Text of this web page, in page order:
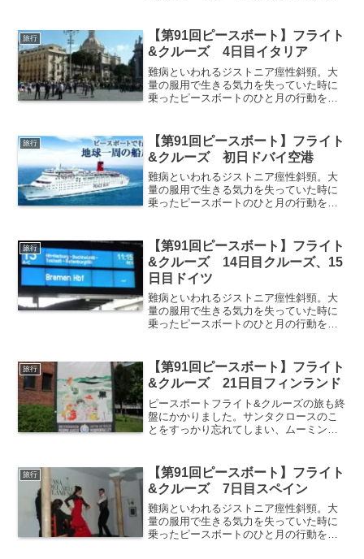
ルーズの5，6日目、丸二日に渡るピース
ボート初の長い船上生活。
旅行
【第91回ピースボート】フライト
&クルーズ 4日目イタリア
難病といわれるジストニア痙性斜頸。大
量の服用で生きる気力を失っていた時に
乗ったピースボートのひと月の行動を綴
&クルーズの4日目、イタリアの屋台手掴
み焼肉。
旅行
【第91回ピースボート】フライト
&クルーズ 初日ドバイ空港
難病といわれるジストニア痙性斜頸。大
量の服用で生きる気力を失っていた時に
乗ったピースボートのひと月の行動を綴
旅行
【第91回ピースボート】フライト
&クルーズ 14日目クルーズ、15
日目ドイツ
難病といわれるジストニア痙性斜頸。大
量の服用で生きる気力を失っていた時に
乗ったピースボートのひと月の行動を綴
ルーズも折り返しの15日目、ドイツ。
旅行
【第91回ピースボート】フライト
&クルーズ 21日目フィンランド
ピースボートフライト&クルーズの旅も終
盤にかかりました。サンタクロースのこ
とをすっかり忘れてしまい、ムーミンと
で、無事に帰船できたフィンランド。
旅行
【第91回ピースボート】フライト
&クルーズ 7日目スペイン
難病といわれるジストニア痙性斜頸。大
量の服用で生きる気力を失っていた時に
乗ったピースボートのひと月の行動を綴